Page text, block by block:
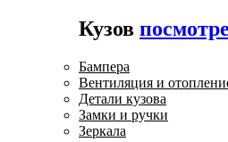
Кузов
Бампера
Вентиляция и
Детали кузова
Замки и ручки
Зеркала